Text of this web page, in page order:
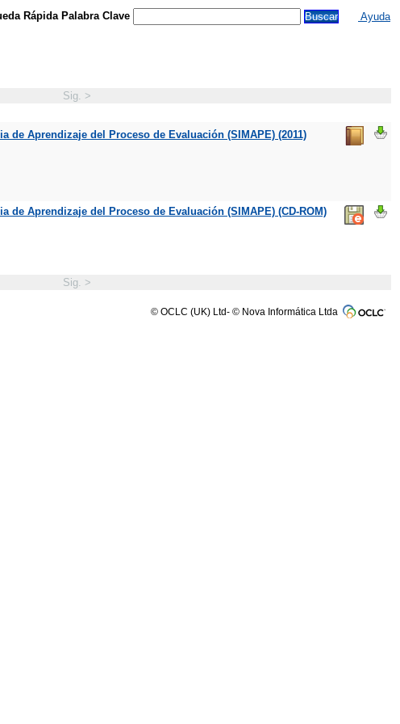
Rápida Palabra Clave Ayuda
Sig. >
Aprendizaje del Proceso de Evaluación (SIMAPE) (2011)
Aprendizaje del Proceso de Evaluación (SIMAPE) (CD-ROM)
Sig. >
© OCLC (UK) Ltd- © Nova Informática Ltda